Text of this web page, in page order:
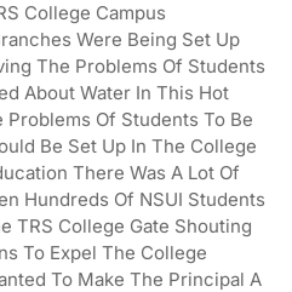
College Campus
Were Being Set Up
The Problems Of Students
About Water In This Hot
Problems Of Students To Be
Be Set Up In The College
There Was A Lot Of
Hundreds Of NSUI Students
TRS College Gate Shouting
To Expel The College
To Make The Principal A